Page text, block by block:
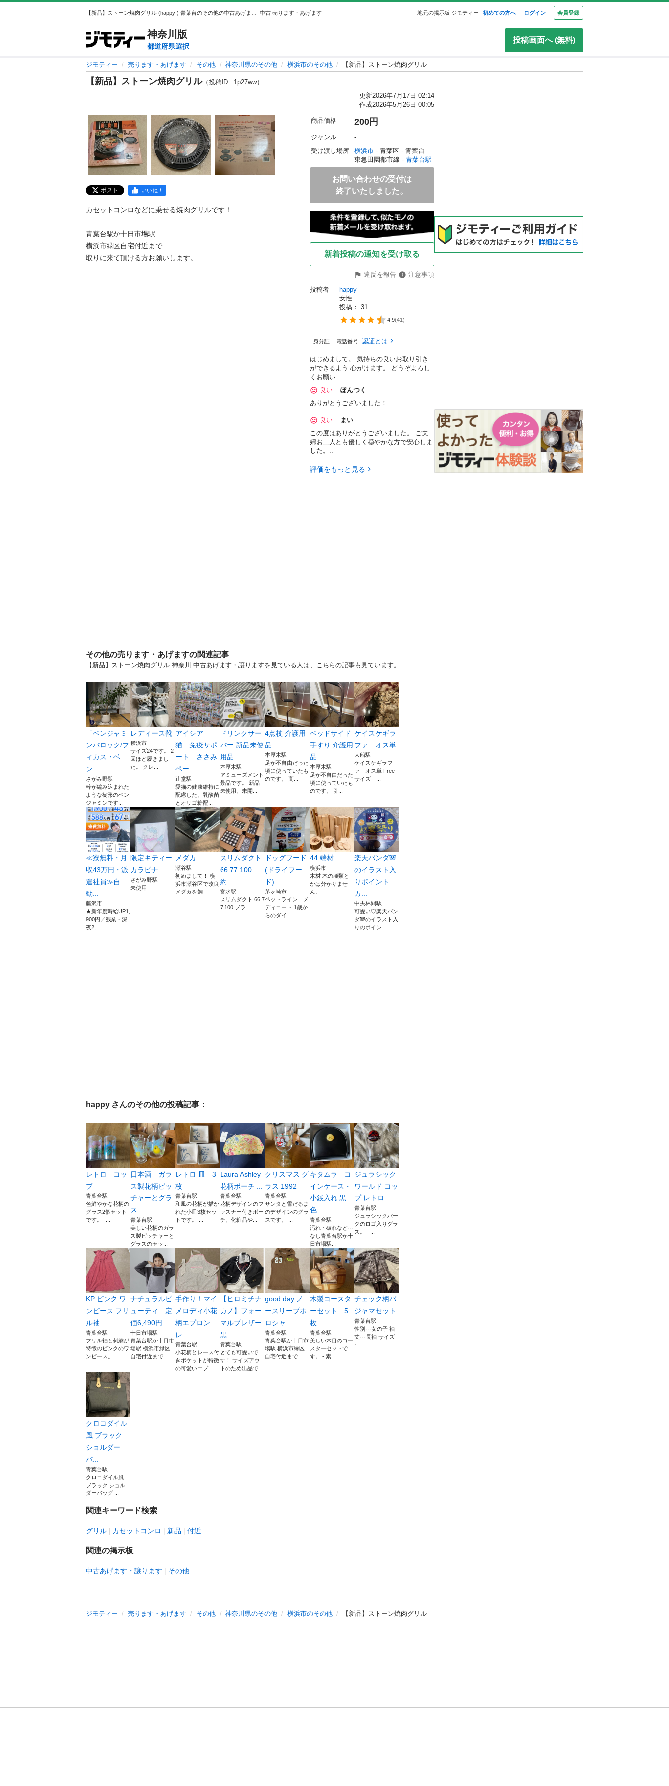
中古 売ります・あげます 地元の掲示板 ジモティー 初めての方へ ログイン 会員登録
神奈川 版
都道府県選択
投稿画面へ (無料)
ジモティー 売ります・あげます その他 神奈川県のその他 横浜市のその他 【新品】ストーン焼肉グリル
【新品】ストーン焼肉グリル（投稿ID : 1p27ww）
更新2026年7月17日 02:14
作成2026年5月26日 00:05
ポスト いいね！
カセットコンロなどに乗せる焼肉グリルです！
青葉台駅か十日市場駅
横浜市緑区自宅付近まで
取りに来て頂ける方お願いします。
商品価格 200円
ジャンル
-
受け渡し場所
横浜市 - 青葉区 - 青葉台
東急田園都市線 - 青葉台駅
お問い合わせの受付は
終了いたしました。
新着投稿の通知を受け取る
違反を報告
注意事項
投稿者
happy
女性
投稿： 31
4.9(41 )
身分証 電話番号 認証とは
はじめまして。 気持ちの良いお取り引き
ができるよう 心がけます。 どうぞよろし
くお願い...
良い
ぽんつく
ありがとうございました！
良い
まい
この度はありがとうございました。 ご夫
婦お二人とも優しく穏やかな方で安心しま
した。...
評価をもっと見る
その他の売ります・あげますの関連記事
【新品】ストーン焼肉グリル 神奈川 中古あげます・譲りますを見ている人は、こちらの記事も見ています。
「ベンジャミ
ンバロック/フ
ィカス・ベ
ン...
さがみ野駅
幹が編み込まれた
ような樹形のベン
ジャミンです...
レディース靴
横浜市
サイズ24です。 2
回ほど履きまし
た。 クレ...
アイシア
猫 免疫サポ
ート ささみ
ペー...
辻堂駅
愛猫の健康維持に
配慮した、乳酸菌
とオリゴ糖配...
ドリンクサー
バー 新品未使
用品
本厚木駅
アミューズメント
景品です。 新品
未使用、未開...
4点杖 介護用
品
本厚木駅
足が不自由だった
頃に使っていたも
のです。 高...
ベッドサイド
手すり 介護用
品
本厚木駅
足が不自由だった
頃に使っていたも
のです。 引...
ケイスケギラ
ファ オス単
大船駅
ケイスケギラフ
ァ オス単 Free
サイズ ...
≪寮無料・月
収43万円・派
遣社員≫自
動...
藤沢市
★新年度時給UP1,
900円／残業・深
夜2,...
限定キティー
カラビナ
さがみ野駅
未使用
メダカ
瀬谷駅
初めまして！ 横
浜市瀬谷区で改良
メダカを飼...
スリムダクト
66 77 100
約...
富水駅
スリムダクト 66 7
7 100 ブラ...
ドッグフード
(ドライフー
ド)
茅ヶ崎市
ペットライン メ
ディコート 1歳か
らのダイ...
44.端材
横浜市
木材 木の種類と
かは分かりませ
ん。 ...
楽天パンダ🐼
のイラスト入
りポイント
カ...
中央林間駅
可愛い♡楽天パン
ダ🐼のイラスト入
りのポイン...
happy さんのその他の投稿記事：
レトロ コッ
プ
青葉台駅
色鮮やかな花柄の
グラス2個セット
です。 -...
日本酒 ガラ
ス製花柄ピッ
チャーとグラ
ス...
青葉台駅
美しい花柄のガラ
ス製ピッチャーと
グラスのセッ...
レトロ 皿 3
枚
青葉台駅
和風の花柄が描か
れた小皿3枚セッ
トです。 ...
Laura Ashley
花柄ポーチ ...
青葉台駅
花柄デザインのフ
ァスナー付きポー
チ、化粧品や...
クリスマス グ
ラス 1992
青葉台駅
サンタと雪だるま
のデザインのグラ
スです。 ...
キタムラ コ
インケース・
小銭入れ 黒
色...
青葉台駅
汚れ・破れなど···
なし青葉台駅か十
日市場駅...
ジュラシック
ワールド コッ
プ レトロ
青葉台駅
ジュラシックパー
クのロゴ入りグラ
ス。 - ...
KP ピンク ワ
ンピース フリ
ル袖
青葉台駅
フリル袖と刺繍が
特徴のピンクのワ
ンピース。 ...
ナチュラルビ
ューティ 定
価6,490円...
十日市場駅
青葉台駅か十日市
場駅 横浜市緑区
自宅付近まで...
手作り！マイ
メロディ小花
柄エプロン
レ...
青葉台駅
小花柄とレース付
きポケットが特徴
の可愛いエプ...
【ヒロミチナ
カノ】フォー
マルブレザー
黒...
青葉台駅
とても可愛いで
す！ サイズアウ
トのため出品で...
good day ノ
ースリーブポ
ロシャ...
青葉台駅
青葉台駅か十日市
場駅 横浜市緑区
自宅付近まで...
木製コースタ
ーセット 5
枚
青葉台駅
美しい木目のコー
スターセットで
す。 - 素...
チェック柄パ
ジャマセット
青葉台駅
性別···女の子 袖
丈···長袖 サイズ
·...
クロコダイル
風 ブラック
ショルダー
バ...
青葉台駅
クロコダイル風
ブラック ショル
ダーバッグ ...
関連キーワード検索
グリル カセットコンロ 新品 付近
関連の掲示板
中古あげます・譲ります その他
ジモティー 売ります・あげます その他 神奈川県のその他 横浜市のその他 【新品】ストーン焼肉グリル